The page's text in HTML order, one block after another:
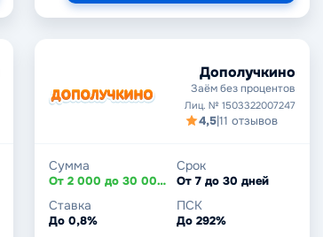
Дополучкино
Заём без процентов
Лиц. № 1503322007247
4,5|11 отзывов
Сумма
От 2 000 до 30 000 ₽
Срок
От 7 до 30 дней
Ставка
До 0,8%
ПСК
До 292%